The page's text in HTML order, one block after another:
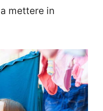
mettere in